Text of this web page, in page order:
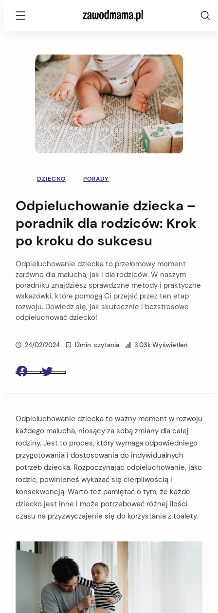
zawodmama.pl
DZIECKO PORADY
Odpieluchowanie dziecka –
poradnik dla rodziców: Krok
po kroku do sukcesu
Odpieluchowanie dziecka to przełomowy moment
zarówno dla malucha, jak i dla rodziców. W naszym
poradniku znajdziesz sprawdzone metody i praktyczne
wskazówki, które pomogą Ci przejść przez ten etap
rozwoju. Dowiedz się, jak skutecznie i bezstresowo
odpieluchować dziecko!
24/02/2024 12min. czytania 3.03k Wyświetleń
Odpieluchowanie dziecka to ważny moment w rozwoju
każdego malucha, niosący za sobą zmiany dla całej
rodziny. Jest to proces, który wymaga odpowiedniego
przygotowania i dostosowania do indywidualnych
potrzeb dziecka. Rozpoczynając odpieluchowanie, jako
rodzic, powinieneś wykazać się cierpliwością i
konsekwencją. Warto też pamiętać o tym, że każde
dziecko jest inne i może potrzebować różnej ilości
czasu na przyzwyczajenie się do korzystania z toalety.